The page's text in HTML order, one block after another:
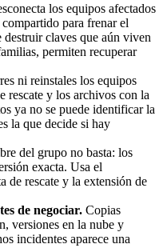
los equipos afectados
para frenar el
claves que aún viven
permiten recuperar
ni reinstales los equipos
rescate y los archivos con la
ya no se puede identificar la
la que decide si hay
del grupo no basta: los
exacta. Usa el
de rescate y la extensión de
de negociar. Copias
versiones en la nube y
incidentes aparece una